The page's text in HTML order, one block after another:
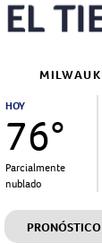
HOY
76°
Parcialmente
nublado